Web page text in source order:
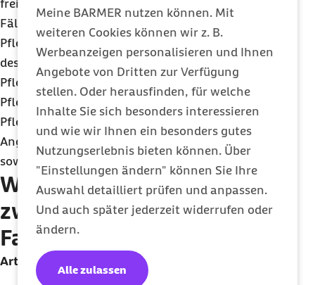
Meine BARMER nutzen können. Mit
weiteren Cookies können wir z. B.
Werbeanzeigen personalisieren und Ihnen
Angebote von Dritten zur Verfügung
stellen. Oder herausfinden, für welche
Inhalte Sie sich besonders interessieren
und wie wir Ihnen ein besonders gutes
Nutzungserlebnis bieten können. Über
"Einstellungen ändern" können Sie Ihre
Auswahl detailliert prüfen und anpassen.
Und auch später jederzeit widerrufen oder
ändern.
Alle zulassen
freiwillige Weiterversicherung erfolgen. In diesen
Fällen leistet die Pflegekasse der oder des
Pflegebedürftigen einen Beitragszuschuss in Höhe
des Mindestbeitrages zur Kranken- und
Pflegeversicherung. Darüber hinaus leistet die
Pflegekasse abhängig vom Umfang der
Pflegetätigkeit und Pflegegrad der oder des
Angehörigen Beiträge zur Arbeitslosen-
sowie Rentenversicherung.
Was ist der Unterschied
zwischen Pflegezeit und
Familienpflegezeit?
Art und Länge der Freistellung: